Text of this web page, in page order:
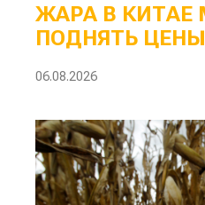
ЖАРА В КИТАЕ
ПОДНЯТЬ
06.08.2026